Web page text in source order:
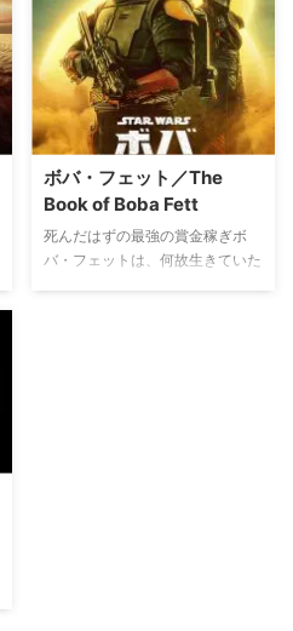
ルドラマシリーズ。銀河は帝国圧
政の最中―。危険、欺瞞、陰謀に
満ちた時代に、伝説の原点へと続
く反乱軍誕生の物語が幕を開け
る！
ボバ・フェット／The
Book of Boba Fett
死んだはずの最強の賞金稼ぎボ
バ・フェットは、何故生きていた